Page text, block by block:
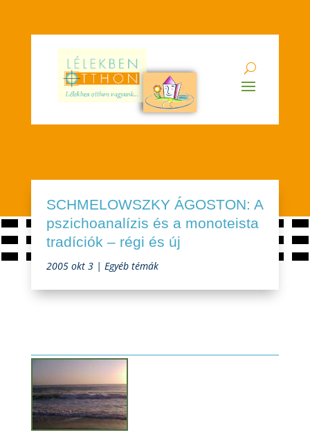
SCHMELOWSZKY ÁGOSTON: A
pszichoanalízis és a monoteista
tradíciók – régi és új
2005 okt 3 |Egyéb témák